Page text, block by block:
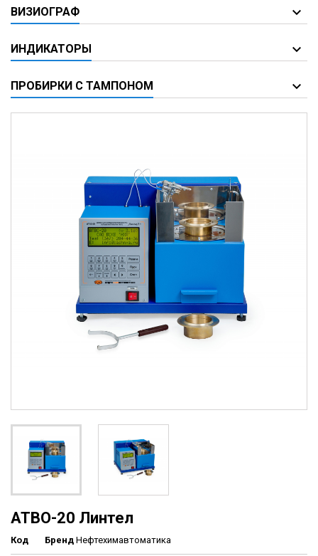
ВИЗИОГРАФ
ИНДИКАТОРЫ
ПРОБИРКИ С ТАМПОНОМ
АТВО-20 Линтел
Код Бренд Нефтехимавтоматика